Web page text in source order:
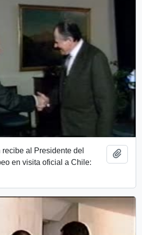
al Presidente del
en visita oficial a Chile: